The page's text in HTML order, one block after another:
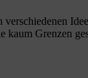
kaum Grenzen